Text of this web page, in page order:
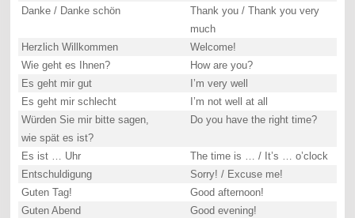
Danke / Danke schön
Thank you / Thank you very
much
Herzlich Willkommen
Welcome!
Wie geht es Ihnen?
How are you?
Es geht mir gut
I’m very well
Es geht mir schlecht
I’m not well at all
Würden Sie mir bitte sagen,
wie spät es ist?
Do you have the right time?
Es ist … Uhr
The time is … / It’s … o’clock
Entschuldigung
Sorry! / Excuse me!
Guten Tag!
Good afternoon!
Guten Abend
Good evening!